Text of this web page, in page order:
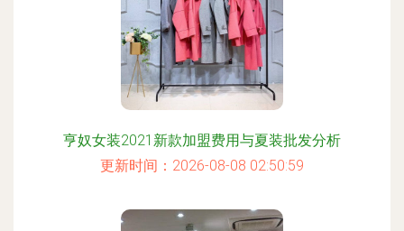
亨奴女装2021新款加盟费用与夏装批发分析
更新时间：2026-08-08 02:50:59